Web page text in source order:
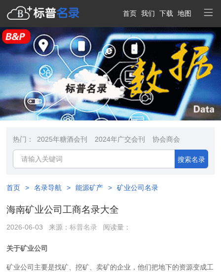
首页 我们 下载 地图
热门： 2025年糖酒会刊 2024年广交会刊 协会商会
搜索名录
首页 > 名录导航 > 能源矿产 > 矿业公司名录
海南矿业公司工商名录大全
2026-06-03 来源：标普名录 阅读量：
关于矿业公司
矿业公司主要是‌找矿、挖矿、卖矿‌的企业，他们把地下的资源变成工